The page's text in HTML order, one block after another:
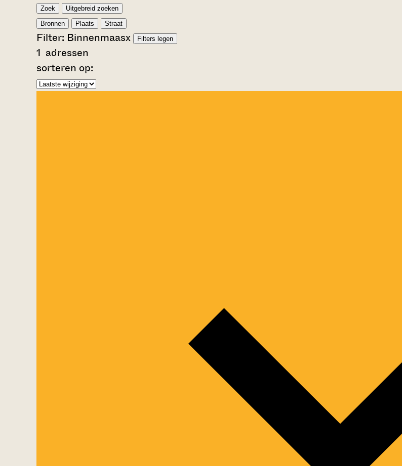
Zoek
Uitgebreid zoeken
Bronnen
Plaats Straat
Filter: Binnenmaasx Filters legen
1 adressen
sorteren op: